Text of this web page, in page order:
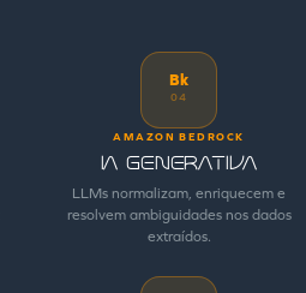
Bk
04
AMAZON BEDROCK
IA Generativa
LLMs normalizam, enriquecem e
resolvem ambiguidades nos dados
extraídos.